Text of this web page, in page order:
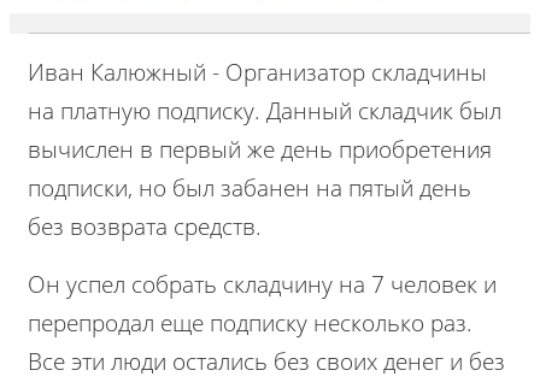
Иван Калюжный - Организатор складчины
на платную подписку. Данный складчик был
вычислен в первый же день приобретения
подписки, но был забанен на пятый день
без возврата средств.
Он успел собрать складчину на 7 человек и
перепродал еще подписку несколько раз.
Все эти люди остались без своих денег и без